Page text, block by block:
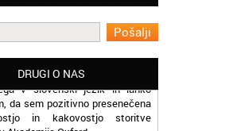
DRUGI O NAS
da sem pozitivno presenečena
in kakovostjo storitve
Akademije Oxford.